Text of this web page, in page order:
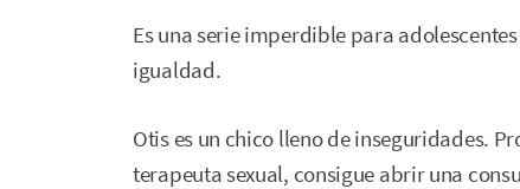
Es una serie imperdible para
igualdad.
Otis es un chico lleno de inseguridades.
terapeuta sexual, consigue abrir una